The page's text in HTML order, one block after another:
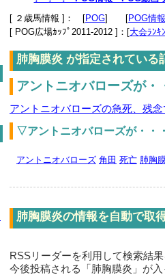
肺胸膜炎 が指定されている
アントニオバローズが
アントニオバローズの急死、残
▽アントニオバローズが・・
アントニオバローズ 角田 死亡 肺胸
肺胸膜炎の情報を自動で取
RSSリーダーを利用して検索結
今後投稿される「肺胸膜炎 」が
[ ２歳馬情報 ]： [POG] [POG情報
[ POG広場ｶｯﾌﾟ2011-2012 ]：[大会ﾗﾝｷ